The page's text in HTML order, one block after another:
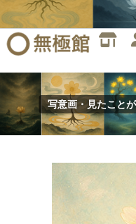
容
を
キ
ッ
プ
写意画・見たこと